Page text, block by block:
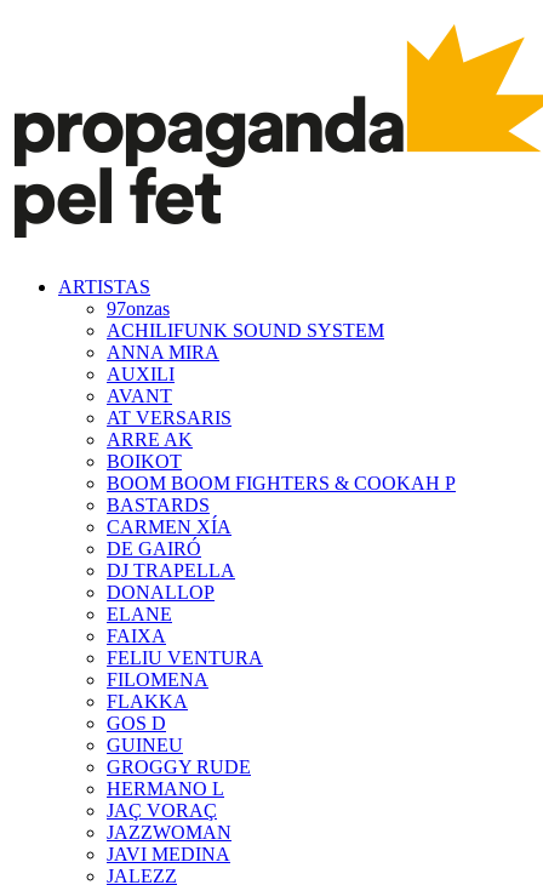
ARTISTAS
97onzas
ACHILIFUNK SOUND SYSTEM
ANNA MIRA
AUXILI
AVANT
AT VERSARIS
ARRE AK
BOIKOT
BOOM BOOM FIGHTERS & COOKAH P
BASTARDS
CARMEN XÍA
DE GAIRÓ
DJ TRAPELLA
DONALLOP
ELANE
FAIXA
FELIU VENTURA
FILOMENA
FLAKKA
GOS D
GUINEU
GROGGY RUDE
HERMANO L
JAÇ VORAÇ
JAZZWOMAN
JAVI MEDINA
JALEZZ